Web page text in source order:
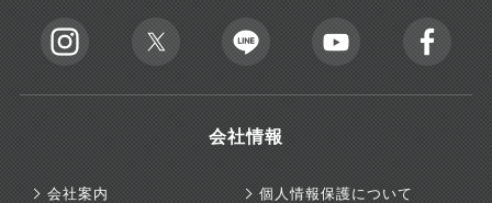
会社情報
会社案内 個人情報保護について